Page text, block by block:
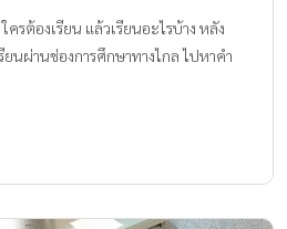
รต้องเรียน แล้วเรียนอะไรบ้าง หลัง
ยนผ่านช่องการศึกษาทางไกล ไปหาคำ